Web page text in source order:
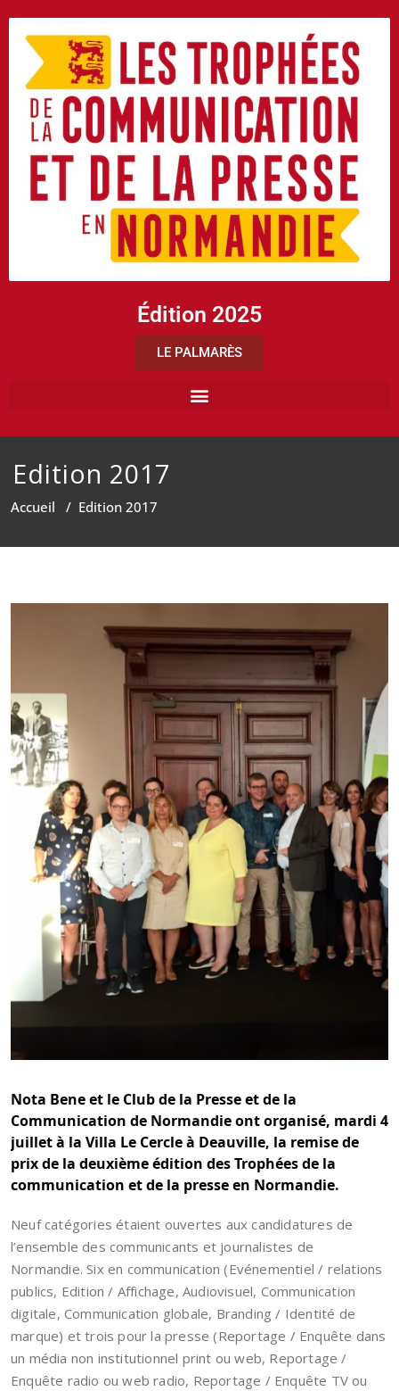
Édition 2025
LE PALMARÈS
Edition 2017
Accueil / Edition 2017
Nota Bene et le Club de la Presse et de la
Communication de Normandie ont organisé, mardi 4
juillet à la Villa Le Cercle à Deauville, la remise de
prix de la deuxième édition des Trophées de la
communication et de la presse en Normandie.
Neuf catégories étaient ouvertes aux candidatures de
l’ensemble des communicants et journalistes de
Normandie. Six en communication (Evénementiel / relations
publics, Edition / Affichage, Audiovisuel, Communication
digitale, Communication globale, Branding / Identité de
marque) et trois pour la presse (Reportage / Enquête dans
un média non institutionnel print ou web, Reportage /
Enquête radio ou web radio, Reportage / Enquête TV ou